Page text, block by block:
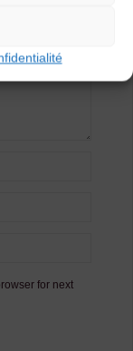
for next